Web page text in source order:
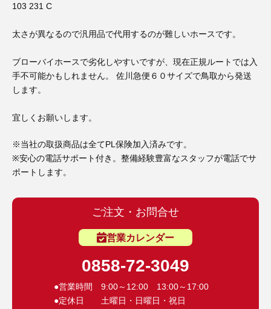
103 231 C
太さが異なるので汎用品で代用するのが難しいホースです。
ブローバイホースで劣化しやすいですが、現在正規ルートでは入
手不可能かもしれません。 佐川急便６０サイズで鳥取から発送
します。
宜しくお願いします。
※当社の取扱商品は全てPL保険加入済みです。
※安心の電話サポート付き。整備経験豊富なスタッフが電話でサ
ポートします。
ご注文・お問合せ
営業カレンダー
0858-72-3049
●営業時間 9:00～12:00 13:00～17:00
●定休日 土曜日・日曜日・祝日